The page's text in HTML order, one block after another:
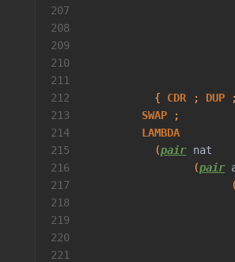
207
208
209
210
211
212
{ CDR ; DUP
213
SWAP ;
214
LAMBDA
215
(pair nat
216
(pair
217
218
219
220
221